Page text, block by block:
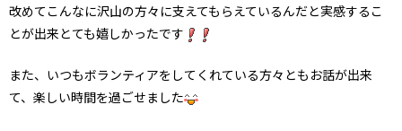
改めてこんなに沢山の方々に支えてもらえているんだと実感するこ
とが出来とても嬉しかったです
また、いつもボランティアをしてくれている方々ともお話が出来
て、楽しい時間を過ごせました